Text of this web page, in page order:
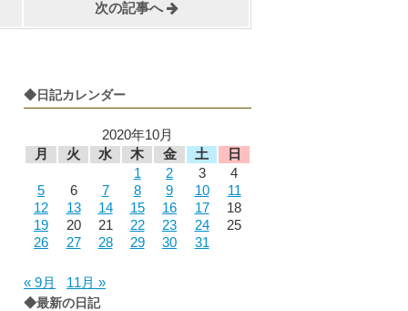
次の記事へ
◆日記カレンダー
2020年10月
月
火 水 木 金 土
日
1
2 3
4
5
6 7 8 9 10
11
12
13 14 15 16 17
18
19
20 21 22 23 24
25
26
27 28 29 30 31
« 9月 11月 »
◆最新の日記